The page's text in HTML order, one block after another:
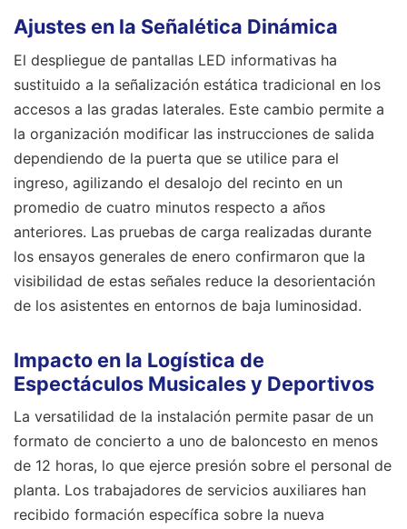
Ajustes en la Señalética Dinámica
El despliegue de pantallas LED informativas ha
sustituido a la señalización estática tradicional en los
accesos a las gradas laterales. Este cambio permite a
la organización modificar las instrucciones de salida
dependiendo de la puerta que se utilice para el
ingreso, agilizando el desalojo del recinto en un
promedio de cuatro minutos respecto a años
anteriores. Las pruebas de carga realizadas durante
los ensayos generales de enero confirmaron que la
visibilidad de estas señales reduce la desorientación
de los asistentes en entornos de baja luminosidad.
Impacto en la Logística de
Espectáculos Musicales y Deportivos
La versatilidad de la instalación permite pasar de un
formato de concierto a uno de baloncesto en menos
de 12 horas, lo que ejerce presión sobre el personal de
planta. Los trabajadores de servicios auxiliares han
recibido formación específica sobre la nueva